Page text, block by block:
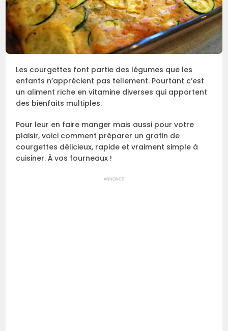
Les courgettes font partie des légumes que les
enfants n’apprécient pas tellement. Pourtant c’est
un aliment riche en vitamine diverses qui apportent
des bienfaits multiples.
Pour leur en faire manger mais aussi pour votre
plaisir, voici comment préparer un gratin de
courgettes délicieux, rapide et vraiment simple à
cuisiner. À vos fourneaux !
ANNONCE